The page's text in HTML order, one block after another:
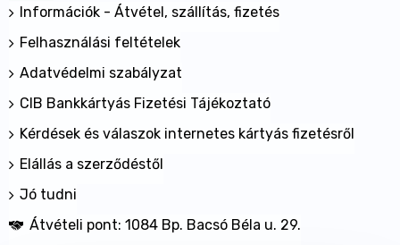
Információk - Átvétel, szállítás, fizetés
Felhasználási feltételek
Adatvédelmi szabályzat
CIB Bankkártyás Fizetési Tájékoztató
Kérdések és válaszok internetes kártyás fizetésről
Elállás a szerződéstől
Jó tudni
Átvételi pont: 1084 Bp. Bacsó Béla u. 29.